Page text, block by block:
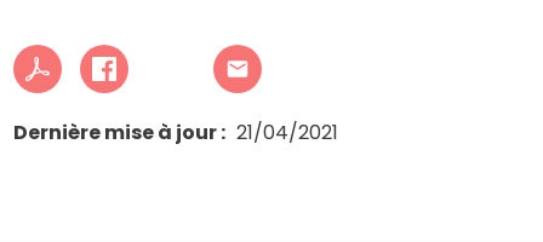
Dernière mise à jour 21/04/2021